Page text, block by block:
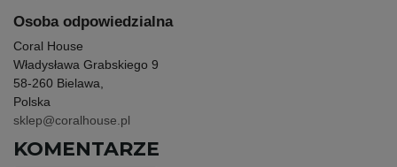
Osoba odpowiedzialna
Coral House
Władysława Grabskiego 9
58-260 Bielawa,
Polska
sklep@coralhouse.pl
KOMENTARZE